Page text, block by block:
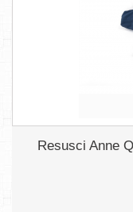
Resusci Anne